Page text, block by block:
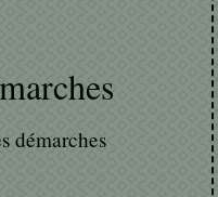
démarches